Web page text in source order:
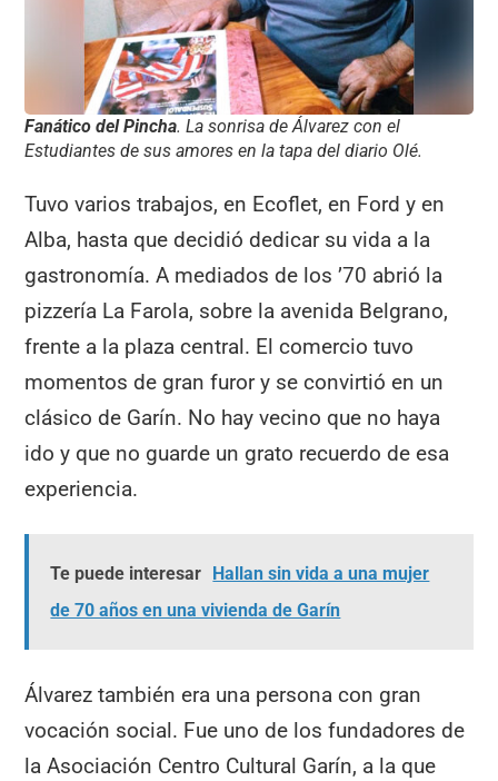
Fanático del Pincha. La sonrisa de Álvarez con el
Estudiantes de sus amores en la tapa del diario Olé.
Tuvo varios trabajos, en Ecoflet, en Ford y en
Alba, hasta que decidió dedicar su vida a la
gastronomía. A mediados de los ’70 abrió la
pizzería La Farola, sobre la avenida Belgrano,
frente a la plaza central. El comercio tuvo
momentos de gran furor y se convirtió en un
clásico de Garín. No hay vecino que no haya
ido y que no guarde un grato recuerdo de esa
experiencia.
Te puede interesar
Hallan sin vida a una mujer
de 70 años en una vivienda de Garín
Álvarez también era una persona con gran
vocación social. Fue uno de los fundadores de
la Asociación Centro Cultural Garín, a la que